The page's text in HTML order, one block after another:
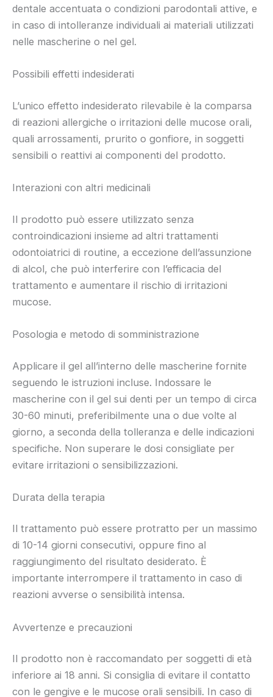
dentale accentuata o condizioni parodontali attive, e
in caso di intolleranze individuali ai materiali utilizzati
nelle mascherine o nel gel.
Possibili effetti indesiderati
L’unico effetto indesiderato rilevabile è la comparsa
di reazioni allergiche o irritazioni delle mucose orali,
quali arrossamenti, prurito o gonfiore, in soggetti
sensibili o reattivi ai componenti del prodotto.
Interazioni con altri medicinali
Il prodotto può essere utilizzato senza
controindicazioni insieme ad altri trattamenti
odontoiatrici di routine, a eccezione dell’assunzione
di alcol, che può interferire con l’efficacia del
trattamento e aumentare il rischio di irritazioni
mucose.
Posologia e metodo di somministrazione
Applicare il gel all’interno delle mascherine fornite
seguendo le istruzioni incluse. Indossare le
mascherine con il gel sui denti per un tempo di circa
30-60 minuti, preferibilmente una o due volte al
giorno, a seconda della tolleranza e delle indicazioni
specifiche. Non superare le dosi consigliate per
evitare irritazioni o sensibilizzazioni.
Durata della terapia
Il trattamento può essere protratto per un massimo
di 10-14 giorni consecutivi, oppure fino al
raggiungimento del risultato desiderato. È
importante interrompere il trattamento in caso di
reazioni avverse o sensibilità intensa.
Avvertenze e precauzioni
Il prodotto non è raccomandato per soggetti di età
inferiore ai 18 anni. Si consiglia di evitare il contatto
con le gengive e le mucose orali sensibili. In caso di